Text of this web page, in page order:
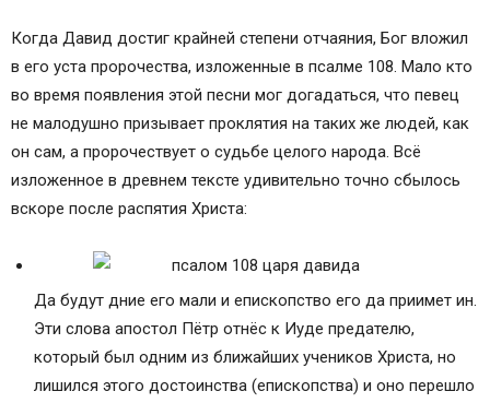
Когда Давид достиг крайней степени отчаяния, Бог вложил
в его уста пророчества, изложенные в псалме 108. Мало кто
во время появления этой песни мог догадаться, что певец
не малодушно призывает проклятия на таких же людей, как
он сам, а пророчествует о судьбе целого народа. Всё
изложенное в древнем тексте удивительно точно сбылось
вскоре после распятия Христа:
Да будут дние его мали и епископство его да приимет ин.
Эти слова апостол Пётр отнёс к Иуде предателю,
который был одним из ближайших учеников Христа, но
лишился этого достоинства (епископства) и оно перешло